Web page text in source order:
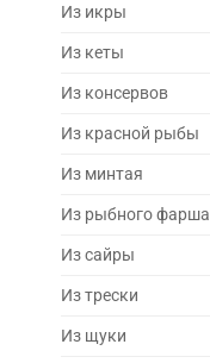
Из икры
Из кеты
Из консервов
Из красной рыбы
Из минтая
Из рыбного фарша
Из сайры
Из трески
Из щуки